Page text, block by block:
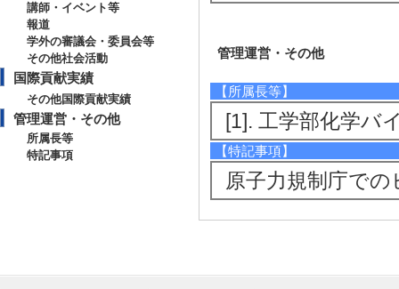
講師・イベント等
報道
学外の審議会・委員会等
その他社会活動
国際貢献実績
その他国際貢献実績
管理運営・その他
所属長等
特記事項
管理運営・その他
【所属長等】
[1]. 工学部化学バ
【特記事項】
原子力規制庁で